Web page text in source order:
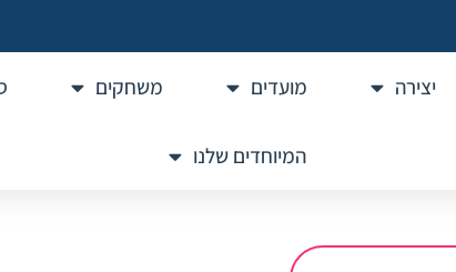
יצירה מועדים משחקים
המיוחדים שלנו